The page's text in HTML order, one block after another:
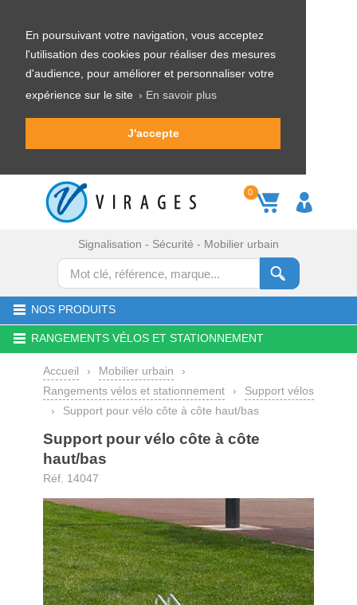
En poursuivant votre navigation, vous acceptez
l'utilisation des cookies pour réaliser des mesures
d'audience, pour améliorer et personnaliser votre
expérience sur le site › En savoir plus
J'accepte
0
Signalisation - Sécurité - Mobilier urbain
NOS PRODUITS
RANGEMENTS VÉLOS ET STATIONNEMENT
Accueil › Mobilier urbain
›
Rangements vélos et stationnement
›
Support vélos
›
Support pour vélo côte à côte haut/bas
Support pour vélo côte à côte
haut/bas
Réf. 14047